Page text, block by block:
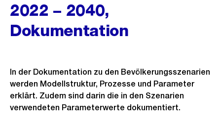
2022 – 2040,
Dokumentation
In der Dokumentation zu den Bevölkerungsszenarien
werden Modellstruktur, Prozesse und Parameter
erklärt. Zudem sind darin die in den Szenarien
verwendeten Parameterwerte dokumentiert.